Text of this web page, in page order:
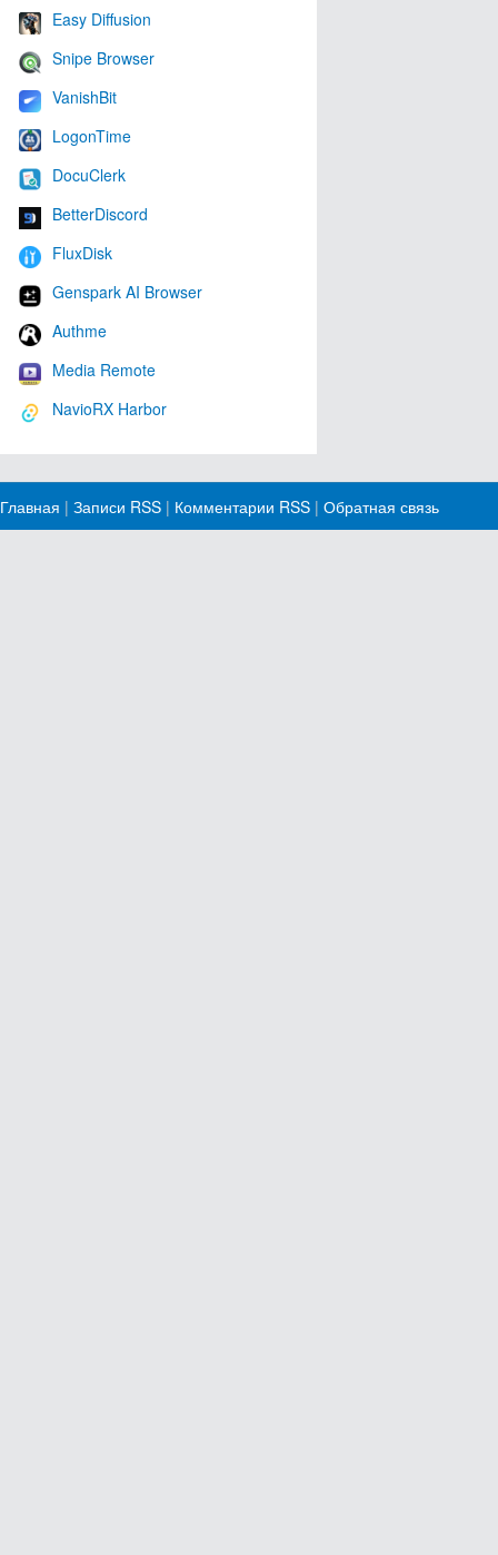
Easy Diffusion
Snipe Browser
VanishBit
LogonTime
DocuClerk
BetterDiscord
FluxDisk
Genspark AI Browser
Authme
Media Remote
NavioRX Harbor
Главная | Записи RSS | Комментарии RSS | Обратная связь